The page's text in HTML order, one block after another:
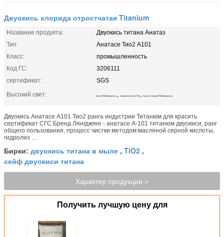
Двуокись хлорида отростчатая Titanium
Название продукта:
Двуокись титана Анатаз
Тип:
Анатасе Тио2 А101
Класс:
промышленность
Код ГС:
3206111
сертификат:
SGS
Высокий свет:
Белая Titanium двуокись , Хлорид отростчатое Tio2 , Процесс хлорида Titanium двуокиси
Двуокись Анатасе А101 Тио2 ранга индустрии Титанюм для красить
сертификат СГС Бренд Лянгджянг - анатасе А-101 титанюм двуокиси, ранг
общего пользования, процесс чистки методом масляной серной кислоты,
гидролиз ...
Бирки: двуокись титана в мыле , TiO2 ,
сейф двуокиси титана
Характер продукции >
Получить лучшую цену для